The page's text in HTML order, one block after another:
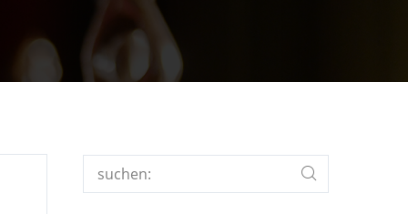
Search